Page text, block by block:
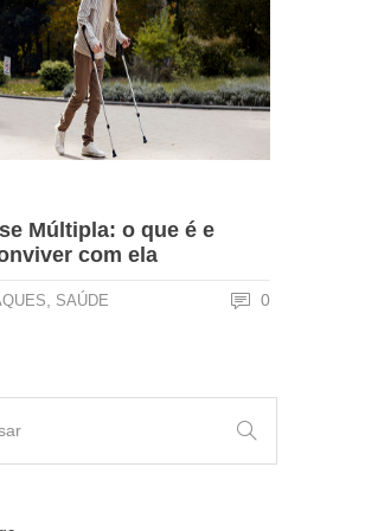
Múltipla: o que é e
com ela
SAÚDE 0